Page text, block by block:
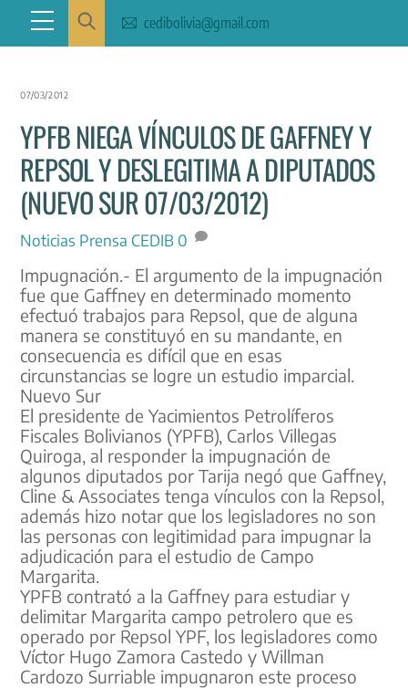
content
Menu cedibolivia@gmail.com
07/03/2012
YPFB NIEGA VÍNCULOS DE GAFFNEY Y
REPSOL Y DESLEGITIMA A DIPUTADOS
(NUEVO SUR 07/03/2012)
Noticias Prensa CEDIB 0
Impugnación.- El argumento de la impugnación
fue que Gaffney en determinado momento
efectuó trabajos para Repsol, que de alguna
manera se constituyó en su mandante, en
consecuencia es difícil que en esas
circunstancias se logre un estudio imparcial.
Nuevo Sur
El presidente de Yacimientos Petrolíferos
Fiscales Bolivianos (YPFB), Carlos Villegas
Quiroga, al responder la impugnación de
algunos diputados por Tarija negó que Gaffney,
Cline & Associates tenga vínculos con la Repsol,
además hizo notar que los legisladores no son
las personas con legitimidad para impugnar la
adjudicación para el estudio de Campo
Margarita.
YPFB contrató a la Gaffney para estudiar y
delimitar Margarita campo petrolero que es
operado por Repsol YPF, los legisladores como
Víctor Hugo Zamora Castedo y Willman
Cardozo Surriable impugnaron este proceso